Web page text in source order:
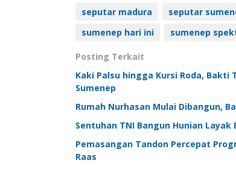
seputar madura
seputar
sumenep hari ini
sumenep
Posting Terkait
Kaki Palsu hingga Kursi Roda, Bakti
Sumenep
Rumah Nurhasan Mulai Dibangun,
Sentuhan TNI Bangun Hunian
Pemasangan Tandon Percepat
Raas